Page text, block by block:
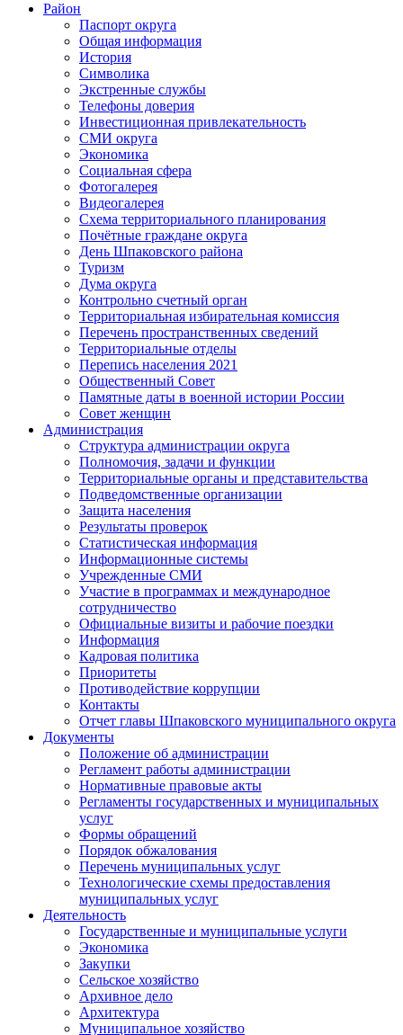
Район
Паспорт округа
Общая информация
История
Символика
Экстренные службы
Телефоны доверия
Инвестиционная привлекательность
СМИ округа
Экономика
Социальная сфера
Фотогалерея
Видеогалерея
Схема территориального планирования
Почётные граждане округа
День Шпаковского района
Туризм
Дума округа
Контрольно счетный орган
Территориальная избирательная комиссия
Перечень пространственных сведений
Территориальные отделы
Перепись населения 2021
Общественный Совет
Памятные даты в военной истории России
Совет женщин
Администрация
Структура администрации округа
Полномочия, задачи и функции
Территориальные органы и представительства
Подведомственные организации
Защита населения
Результаты проверок
Статистическая информация
Информационные системы
Учрежденные СМИ
Участие в программах и международное
сотрудничество
Официальные визиты и рабочие поездки
Информация
Кадровая политика
Приоритеты
Противодействие коррупции
Контакты
Отчет главы Шпаковского муниципального округа
Документы
Положение об администрации
Регламент работы администрации
Нормативные правовые акты
Регламенты государственных и муниципальных
услуг
Формы обращений
Порядок обжалования
Перечень муниципальных услуг
Технологические схемы предоставления
муниципальных услуг
Деятельность
Государственные и муниципальные услуги
Экономика
Закупки
Сельское хозяйство
Архивное дело
Архитектура
Муниципальное хозяйство